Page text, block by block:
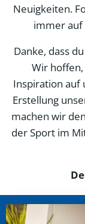
Neuigkeiten.
immer auf
Danke, dass
Wir hoffen,
Inspiration auf
Erstellung
machen wir
der Sport im